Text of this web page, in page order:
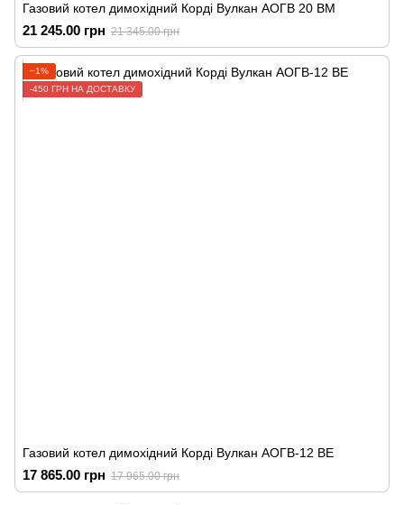
Газовий котел димохідний Корді Вулкан АОГВ 20 ВМ
21 245.00 грн 21 345.00 грн
−1%
-450 ГРН НА ДОСТАВКУ
Газовий котел димохідний Корді Вулкан АОГВ-12 ВЕ
17 865.00 грн 17 965.00 грн